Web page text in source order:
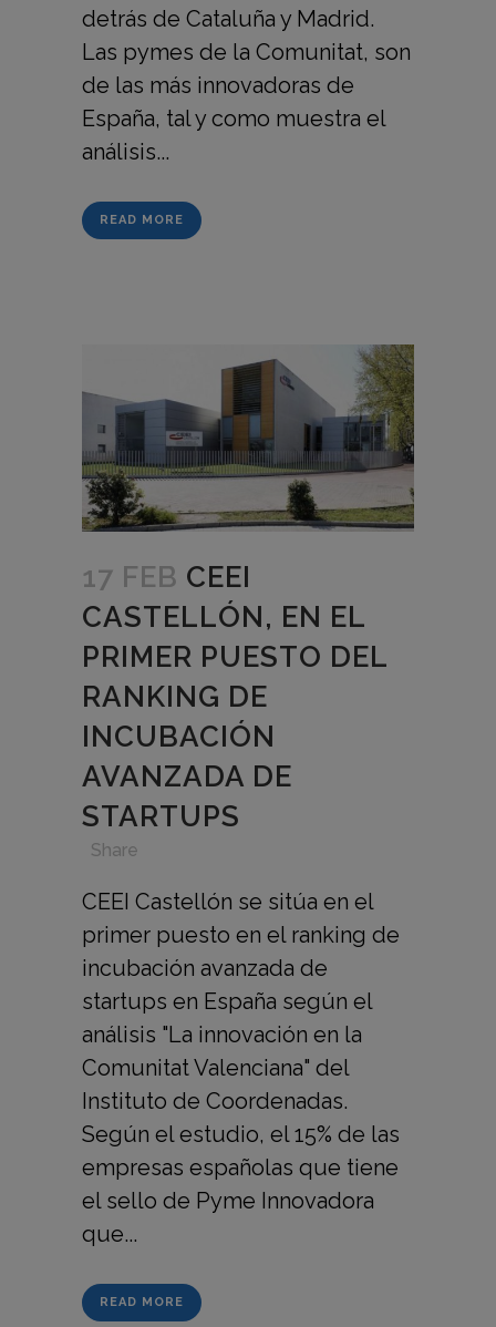
detrás de Cataluña y Madrid.
Las pymes de la Comunitat, son
de las más innovadoras de
España, tal y como muestra el
análisis...
READ MORE
17 FEB CEEI
CASTELLÓN, EN EL
PRIMER PUESTO DEL
RANKING DE
INCUBACIÓN
AVANZADA DE
STARTUPS
Share
CEEI Castellón se sitúa en el
primer puesto en el ranking de
incubación avanzada de
startups en España según el
análisis "La innovación en la
Comunitat Valenciana" del
Instituto de Coordenadas.
Según el estudio, el 15% de las
empresas españolas que tiene
el sello de Pyme Innovadora
que...
READ MORE